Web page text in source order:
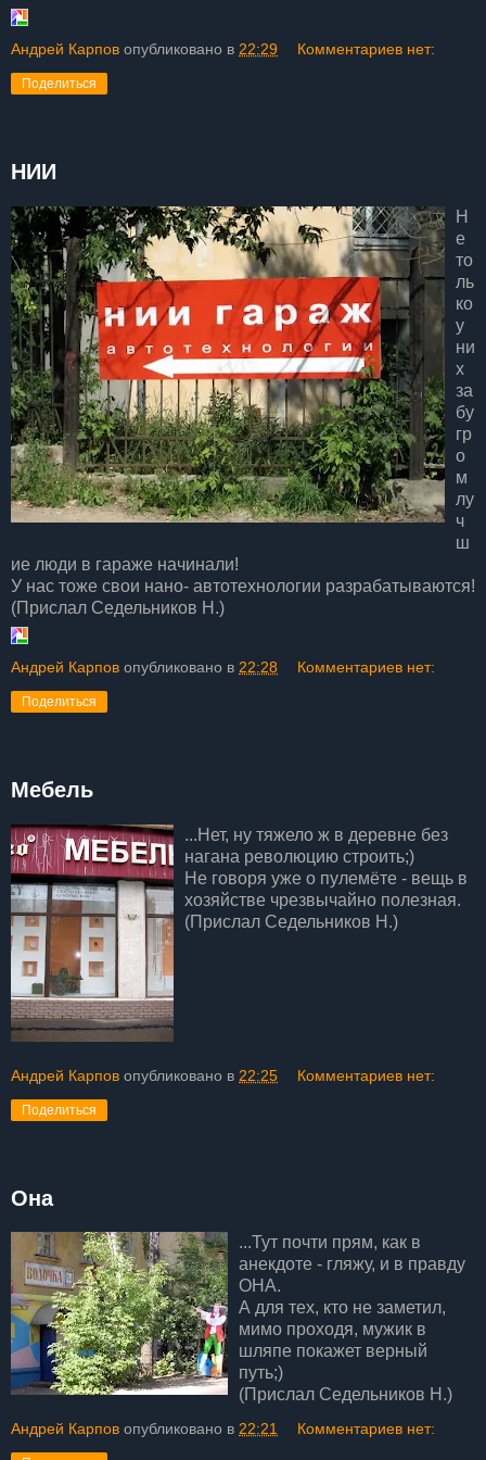
Андрей Карпов опубликовано в 22:29 Комментариев нет:
Поделиться
НИИ
Н
е
то
ль
ко
у
ни
х
за
бу
гр
о
м
лу
ч
ш
ие люди в гараже начинали!
У нас тоже свои нано- автотехнологии разрабатываются!
(Прислал Седельников Н.)
Андрей Карпов опубликовано в 22:28 Комментариев нет:
Поделиться
Мебель
...Нет, ну тяжело ж в деревне без
нагана революцию строить;)
Не говоря уже о пулемёте - вещь в
хозяйстве чрезвычайно полезная.
(Прислал Седельников Н.)
Андрей Карпов опубликовано в 22:25 Комментариев нет:
Поделиться
Она
...Тут почти прям, как в
анекдоте - гляжу, и в правду
ОНА.
А для тех, кто не заметил,
мимо проходя, мужик в
шляпе покажет верный
путь;)
(Прислал Седельников Н.)
Андрей Карпов опубликовано в 22:21 Комментариев нет: